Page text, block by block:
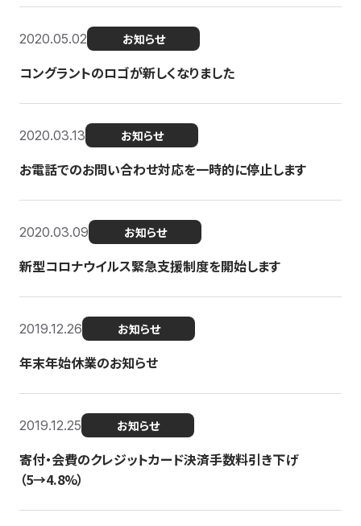
2020.05.02 お知らせ
コングラントのロゴが新しくなりました
2020.03.13 お知らせ
お電話でのお問い合わせ対応を一時的に停止します
2020.03.09 お知らせ
新型コロナウイルス緊急支援制度を開始します
2019.12.26 お知らせ
年末年始休業のお知らせ
2019.12.25 お知らせ
寄付・会費のクレジットカード決済手数料引き下げ
（5→4.8%）